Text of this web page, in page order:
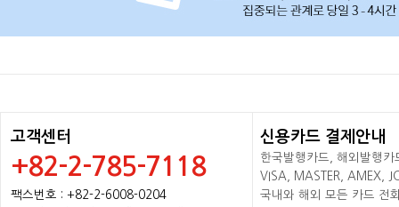
고객센터
+82-2-785-7118
팩스번호 : +82-2-6008-0204
신용카드 결제안내
한국발행카드, 해외발행
VISA, MASTER, AMEX,
국내와 해외 모든 카드 전